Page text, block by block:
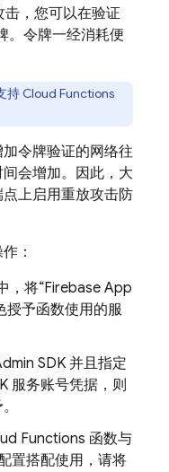
击，您可以在验证
。令牌一经消耗便
持 Cloud Functions
令牌验证的网络往
会增加。因此，大
上启用重放攻击防
：
，将“Firebase App
授予函数使用的服
SDK 并且指定
服务账号凭据，则
Functions 函数与
置搭配使用，请将